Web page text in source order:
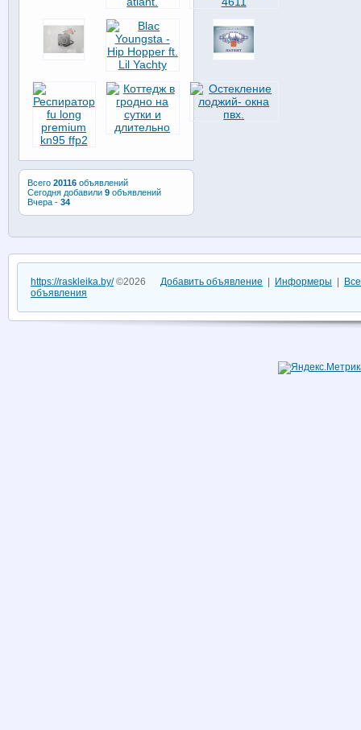
Всего 20116объявлений
Сегодня добавили 9объявлений
Вчера - 34
https://raskleika.by/©2026 Добавить объявление Информеры
объявления